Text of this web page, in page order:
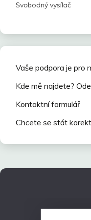
Svobodný vysílač
Vaše podpora je pro
Kde mě najdete?
Kontaktní formulář
Chcete se stát